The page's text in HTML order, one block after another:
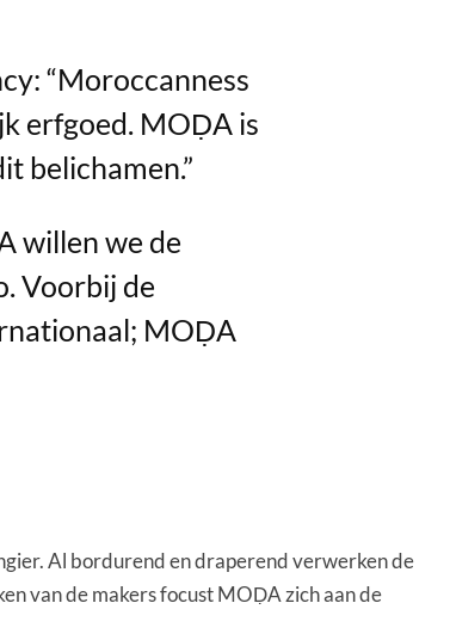
“Moroccanness
erfgoed. MOḌA is
belichamen.”
willen we de
Voorbij de
MOḌA
Al bordurend en draperend verwerken de
van de makers focust MOḌA zich aan de